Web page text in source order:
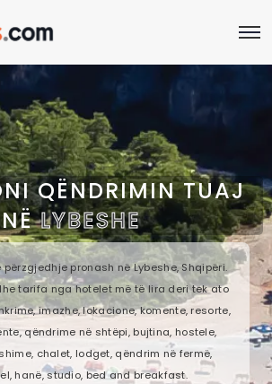
QËNDRIMIN TUAJ
NËLYBESHE
pronash në Lybeshe, Shqipëri.
tarifa nga hotelet më të lira deri tek ato
imazhe, lokacione, komente, resorte,
qëndrime në shtëpi, bujtina, hostele,
chalet, lodget, qëndrim në fermë,
hanë, studio, bed and breakfast.